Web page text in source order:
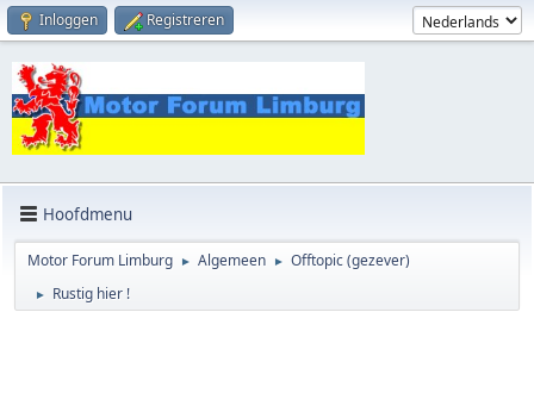
Inloggen Registreren
Hoofdmenu
Motor Forum Limburg ► Algemeen ► Offtopic (gezever)
► Rustig hier !